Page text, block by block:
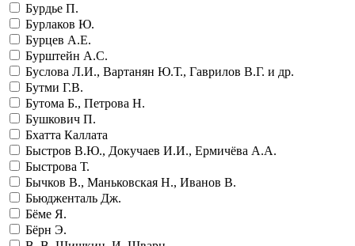
Бурдье П.
Бурлаков Ю.
Бурцев А.Е.
Бурштейн А.С.
Буслова Л.И., Вартанян Ю.Т., Гаврилов В.Г. и др.
Бутми Г.В.
Бутома Б., Петрова Н.
Бушкович П.
Бхатта Каллата
Быстров В.Ю., Докучаев И.И., Ермичёва А.А.
Быстрова Т.
Бычков В., Маньковская Н., Иванов В.
Бьюдженталь Дж.
Бёме Я.
Бёрн Э.